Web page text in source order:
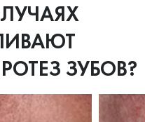
ЗУБОВ?